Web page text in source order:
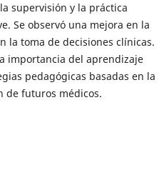
supervisión y la práctica
Se observó una mejora en la
la toma de decisiones clínicas.
importancia del aprendizaje
pedagógicas basadas en la
de futuros médicos.